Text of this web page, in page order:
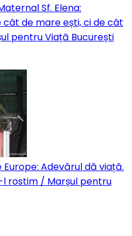
Sf. Elena:
cât de mare ești, ci de cât
pentru Viață București
Europe: Adevărul dă viață.
rostim / Marșul pentru